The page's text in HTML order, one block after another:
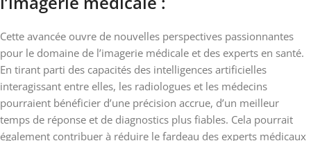
Cette avancée ouvre de nouvelles perspectives passionnantes
pour le domaine de l’imagerie médicale et des experts en santé.
En tirant parti des capacités des intelligences artificielles
interagissant entre elles, les radiologues et les médecins
pourraient bénéficier d’une précision accrue, d’un meilleur
temps de réponse et de diagnostics plus fiables. Cela pourrait
également contribuer à réduire le fardeau des experts médicaux